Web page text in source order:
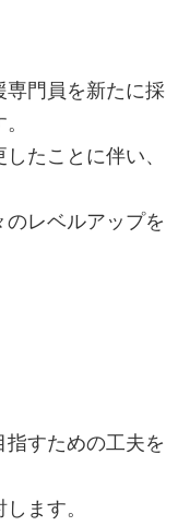
専門員を新たに採
たことに伴い、
のレベルアップを
指すための工夫を
ます。